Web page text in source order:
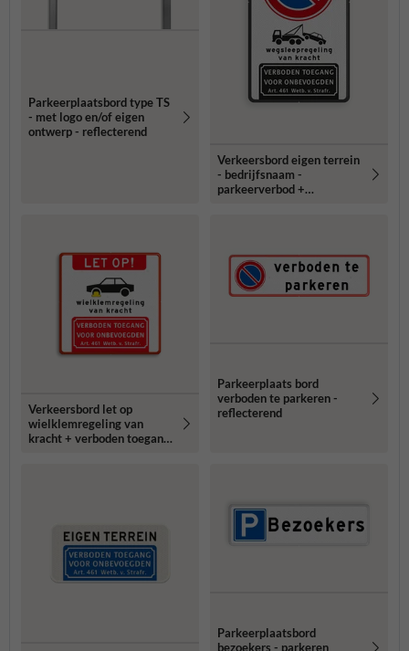
Parkeerplaatsbord type TS
- met logo en/of eigen
ontwerp - reflecterend
Verkeersbord eigen terrein
- bedrijfsnaam -
parkeerverbod +
Verkeersbord let op
wielklemregeling van
kracht + verboden toegang
Parkeerplaats bord
verboden te parkeren -
reflecterend
Parkeerplaatsbord
bezoekers - parkeren